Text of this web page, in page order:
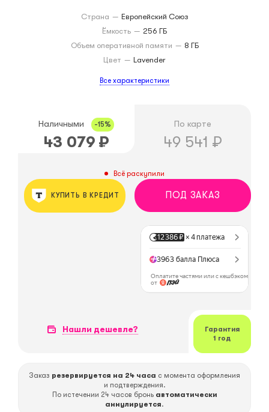
Страна — Европейский Союз
Ёмкость — 256 ГБ
Объем оперативной памяти — 8 ГБ
Цвет — Lavender
Все характеристики
Наличными -15%
43 079 ₽
По карте
49 541 ₽
Всё раскупили
ПОД ЗАКАЗ
КУПИТЬ В КРЕДИТ
Нашли дешевле?
Гарантия
1 год
Заказ резервируется на 24 часа с момента оформления
и подтверждения.
По истечении 24 часов бронь автоматически
аннулируется.